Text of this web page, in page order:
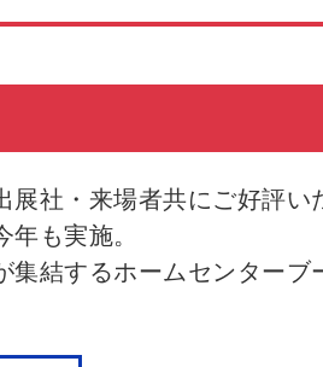
展社・来場者共にご好評
年も実施。
集結するホームセンター